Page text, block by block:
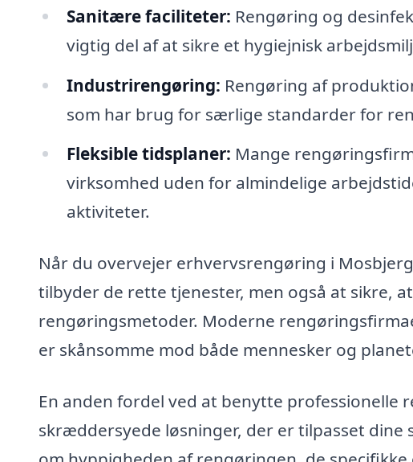
Sanitære faciliteter: Rengøring og
vigtig del af at sikre et hygiejnisk
Industrirengøring: Rengøring af
som har brug for særlige standarder for
Fleksible tidsplaner: Mange
virksomhed uden for almindelige
aktiviteter.
Når du overvejer erhvervsrengøring i
tilbyder de rette tjenester, men også at sikre,
rengøringsmetoder. Moderne
er skånsomme mod både mennesker og
En anden fordel ved at benytte professionelle
skræddersyede løsninger, der er tilpasset dine